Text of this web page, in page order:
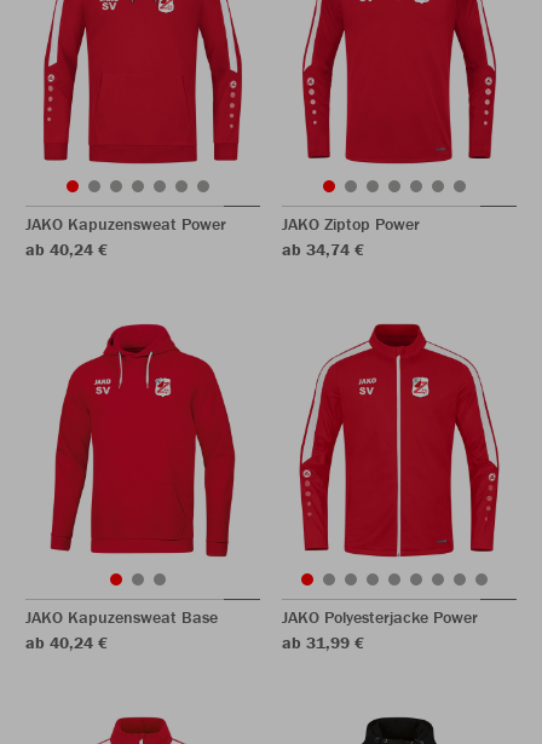
JAKO Kapuzensweat Power
ab 40,24 €
JAKO Ziptop Power
ab 34,74 €
JAKO Kapuzensweat Base
ab 40,24 €
JAKO Polyesterjacke Power
ab 31,99 €